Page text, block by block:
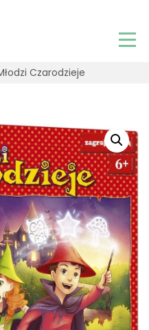
Czarodzieje